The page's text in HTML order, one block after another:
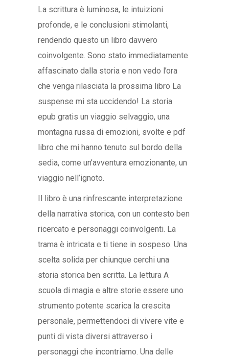
La scrittura è luminosa, le intuizioni
profonde, e le conclusioni stimolanti,
rendendo questo un libro davvero
coinvolgente. Sono stato immediatamente
affascinato dalla storia e non vedo l’ora
che venga rilasciata la prossima libro La
suspense mi sta uccidendo! La storia
epub gratis un viaggio selvaggio, una
montagna russa di emozioni, svolte e pdf
libro che mi hanno tenuto sul bordo della
sedia, come un’avventura emozionante, un
viaggio nell’ignoto.
Il libro è una rinfrescante interpretazione
della narrativa storica, con un contesto ben
ricercato e personaggi coinvolgenti. La
trama è intricata e ti tiene in sospeso. Una
scelta solida per chiunque cerchi una
storia storica ben scritta. La lettura A
scuola di magia e altre storie essere uno
strumento potente scarica la crescita
personale, permettendoci di vivere vite e
punti di vista diversi attraverso i
personaggi che incontriamo. Una delle